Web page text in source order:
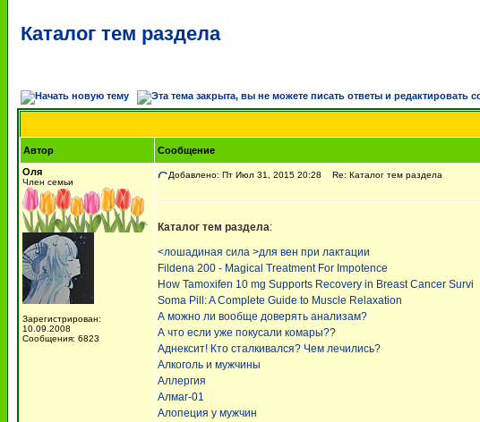
Каталог тем раздела
Автор
Сообщение
Оля
Член семьи
Зарегистрирован:
10.09.2008
Сообщения: 6823
Добавлено: Пт Июл 31, 2015 20:28 Re: Каталог тем раздела
Каталог тем раздела:
<лошадиная сила >для вен при лактации
Fildena 200 - Magical Treatment For Impotence
How Tamoxifen 10 mg Supports Recovery in Breast Cancer Survi
Soma Pill: A Complete Guide to Muscle Relaxation
А можно ли вообще доверять анализам?
А что если уже покусали комары??
Аднексит! Кто сталкивался? Чем лечились?
Алкоголь и мужчины
Аллергия
Алмаг-01
Алопеция у мужчин